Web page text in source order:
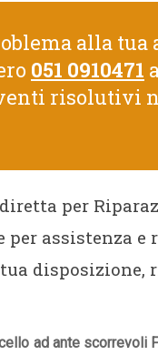
alla tua
051 0910471
risolutivi
per
per assistenza
tua
ad ante scorrevoli